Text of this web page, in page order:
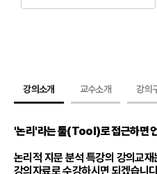
강의소개 교수소개 강의
'논리'라는 툴(Tool)로 접근하면
논리적 지문 분석 특강의 강의교
강의자료로 수강하시면 되겠습니